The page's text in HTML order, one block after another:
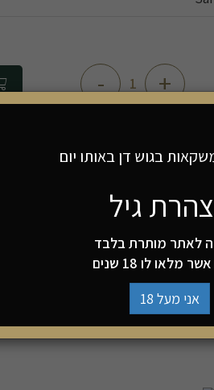
+
-
סן פלגרינו ליטר מהרי האלפים
משלוחים מהיום להיום
והסביבה
גיל
לאתר מותרת בלבד
מלאו לו 18 שנים
אני מעל 18